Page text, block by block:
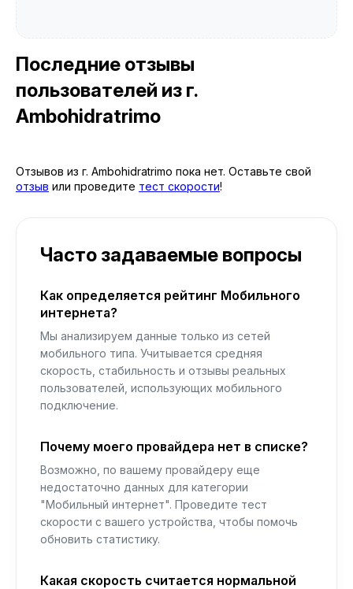
Последние отзывы
пользователей из г.
Ambohidratrimo
Отзывов из г. Ambohidratrimo пока нет. Оставьте свой
отзыв или проведите тест скорости!
Часто задаваемые вопросы
Как определяется рейтинг Мобильного
интернета?
Мы анализируем данные только из сетей
мобильного типа. Учитывается средняя
скорость, стабильность и отзывы реальных
пользователей, использующих мобильного
подключение.
Почему моего провайдера нет в списке?
Возможно, по вашему провайдеру еще
недостаточно данных для категории
"Мобильный интернет". Проведите тест
скорости с вашего устройства, чтобы помочь
обновить статистику.
Какая скорость считается нормальной